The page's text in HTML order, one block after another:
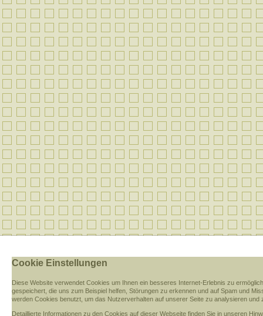
Cookie Einstellungen
Diese Website verwendet Cookies um Ihnen ein besseres Internet-Erlebnis zu
gespeichert, die uns zum Beispiel helfen, Störungen zu erkennen und auf Spam und
werden Cookies benutzt, um das Nutzerverhalten auf unserer Seite zu analysieren und
Detaillierte Informationen zu den Cookies auf dieser Webseite finden Sie in unseren